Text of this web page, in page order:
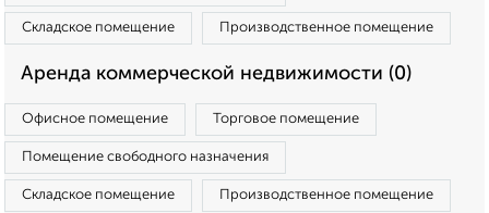
Складское помещение Производственное помещение
Аренда коммерческой недвижимости (0)
Офисное помещение Торговое помещение
Помещение свободного назначения
Складское помещение Производственное помещение